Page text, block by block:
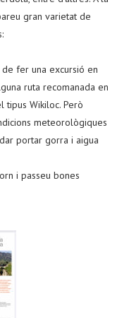
gran varietat de
fer una excursió en
ruta recomanada en
tipus Wikiloc. Però
meteorològiques
portar gorra i aigua
i passeu bones